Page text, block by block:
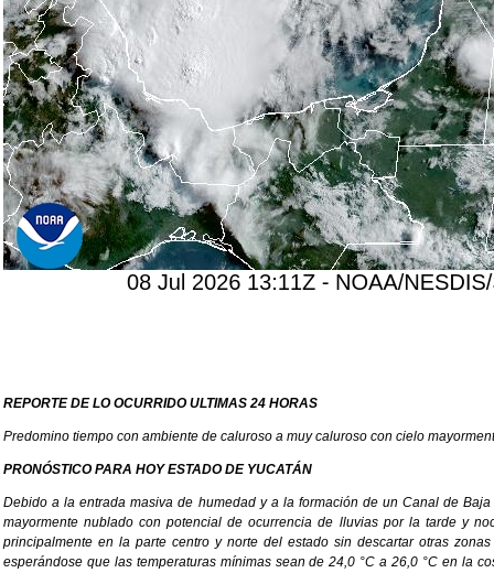
REPORTE DE LO OCURRIDO ULTIMAS 24 HORAS
Predomino tiempo con ambiente de caluroso a muy caluroso con cielo
PRONÓSTICO PARA HOY ESTADO DE YUCATÁN
Debido a la entrada masiva de humedad y a la formación de un Canal de
mayormente nublado con potencial de ocurrencia de lluvias por la tarde y
principalmente en la parte centro y norte del estado sin descartar otras
esperándose que las temperaturas mínimas sean de 24,0 °C a 26,0 °C en la